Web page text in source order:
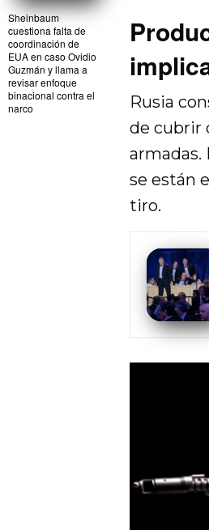
Sheinbaum
cuestiona falta de
coordinación de
EUA en caso Ovidio
Guzmán y llama a
revisar enfoque
binacional contra el
narco
Rusia
de cubrir
armadas.
se están
tiro.